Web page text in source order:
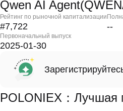
Qwen AI
Рейтинг по рыночной капитализации
#7,722 --
Первоначальный выпуск
2025-01-30
POLONIEX：Лучшая